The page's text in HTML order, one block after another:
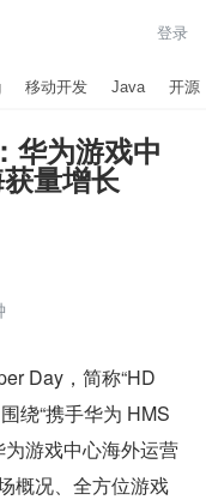
登录
移动开发 Java 开源
华为游戏中
量增长
Day，简称“HD
绕“携手华为 HMS
为游戏中心海外运营
概况、全方位游戏